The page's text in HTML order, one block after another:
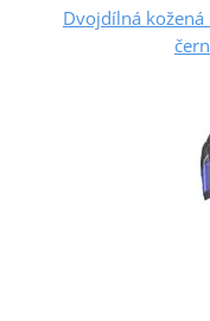
Dvojdílná kožená